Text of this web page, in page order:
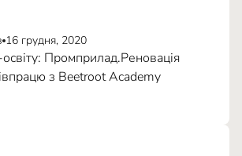
16 грудня, 2020
Промприлад.Реновація
з Beetroot Academy